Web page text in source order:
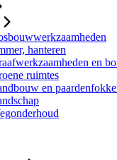
hanteren
en
ruimtes
en